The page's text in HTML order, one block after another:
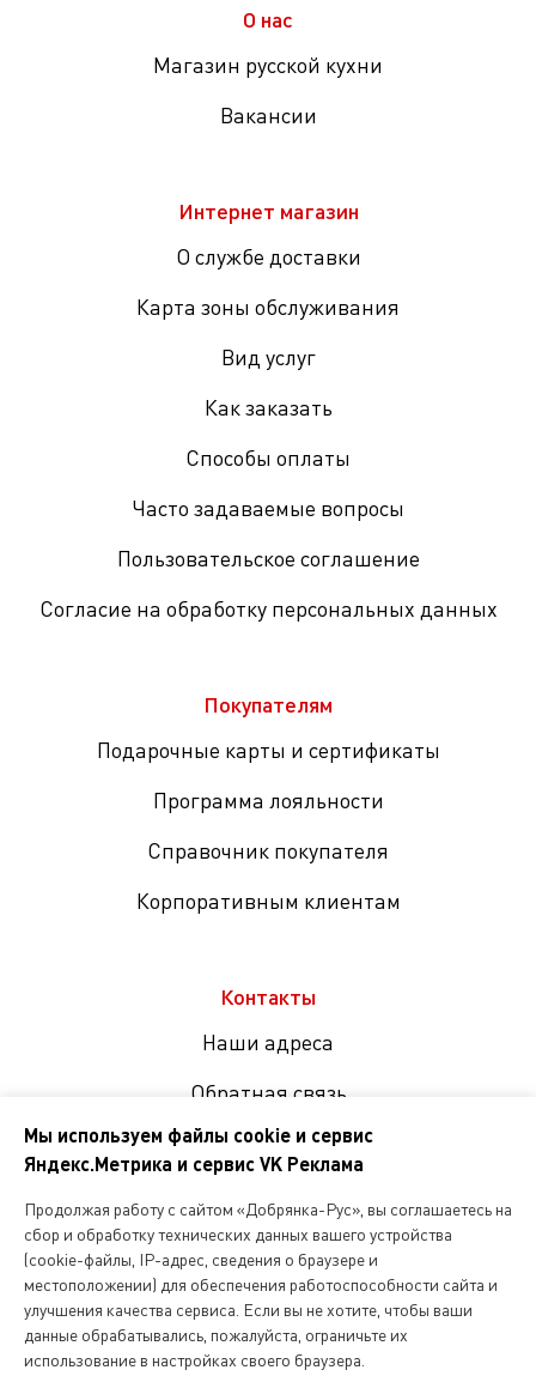
О нас
Магазин русской кухни
Вакансии
Интернет магазин
О службе доставки
Карта зоны обслуживания
Вид услуг
Как заказать
Способы оплаты
Часто задаваемые вопросы
Пользовательское соглашение
Согласие на обработку персональных данных
Покупателям
Подарочные карты и сертификаты
Программа лояльности
Справочник покупателя
Корпоративным клиентам
Контакты
Наши адреса
Обратная связь
соцсетях
Копирование и любое другое использование информации,
размещенной на сайте Dobryanka-rus.ru
допускается исключительно с письменного разрешения ООО
«Русская поварня»
Мы используем файлы cookie и сервис
Яндекс.Метрика и сервис VK Реклама
Продолжая работу с сайтом «Добрянка-Рус», вы соглашаетесь на
сбор и обработку технических данных вашего устройства
(cookie-файлы, IP-адрес, сведения о браузере и
местоположении) для обеспечения работоспособности сайта и
улучшения качества сервиса. Если вы не хотите, чтобы ваши
данные обрабатывались, пожалуйста, ограничьте их
использование в настройках своего браузера.